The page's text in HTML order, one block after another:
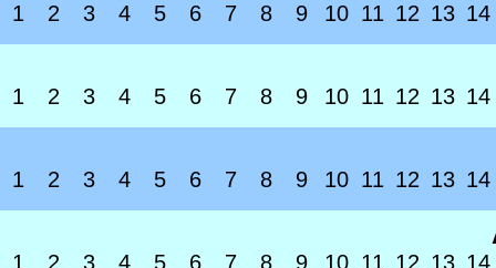
1 2 3 4 5 6 7 8 9 10 11 12 13 14
1 2 3 4 5 6 7 8 9 10 11 12 13 14
1 2 3 4 5 6 7 8 9 10 11 12 13 14
1 2 3 4 5 6 7 8 9 10 11 12 13 14